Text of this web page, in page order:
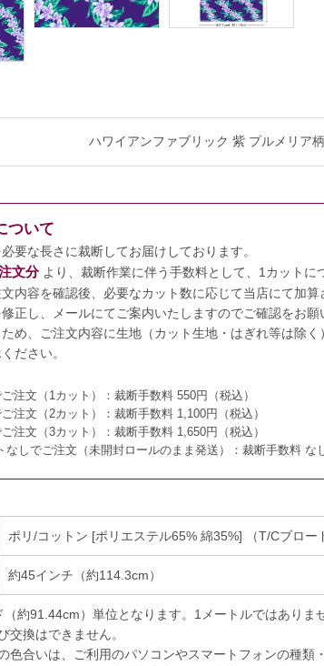
ハワイアンファブリック 紫 プルメリア
ついて
要な長さに裁断してお届けしております。
文分より、裁断作業に伴う手数料として、1カットに
内容を確認後、必要なカット数に応じて当店にて加算
正し、メールにてご案内いたしますのでご確認をお願
め、ご注文内容に生地（カット生地・はぎれ等は除
ださい。
注文（1カット）： 裁断手数料 550円（税込）
注文（2カット）： 裁断手数料 1,100円（税込）
注文（3カット）： 裁断手数料 1,650円（税込）
なしでご注文（未開封ロールのまま発送）： 裁断手数料 な
ポリ/コットン [ポリエステル65% 綿35%] （T/Cブロ
約45インチ（約114.3cm）
（約91.44cm）単位となります。1メートルではありま
交換はできません。
色合いは、ご利用のパソコンやスマートフォンの種